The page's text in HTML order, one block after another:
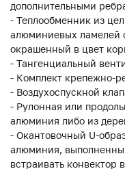
дополнительными
- Теплообменник из
алюминиевых ламелей
окрашенный в цвет
- Тангенциальный
- Комплект крепежно-
- Воздухоспускной
- Рулонная или
алюминия либо из
- Окантовочный U-
алюминия,
встраивать конвектор